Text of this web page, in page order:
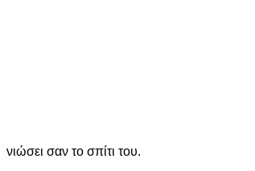
νιώσει σαν το σπίτι του.